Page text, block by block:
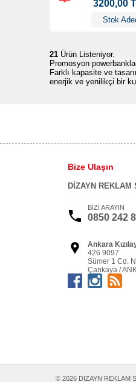
3200,00
Stok
21 Ürün Listeniyor.
Promosyon
Farklı kapasite ve
enerjik ve yenilikçi bir
Bize Ulaşın
DİZAYN REKLAM
BİZİ ARAYIN
0850 242
Ankara
426 9097
Sümer 1 Cd.
Çankaya /
Ankara
Caddesi,
© 2026 DİZAYN REKLAM